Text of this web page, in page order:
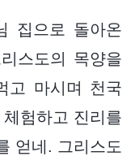
집으로 돌아온
스도의 목양을
고 마시며 천국
험하고 진리를
얻네. 그리스도